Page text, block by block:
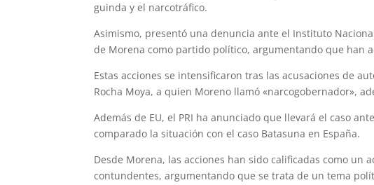
guinda y el narcotráfico.
Asimismo, presentó una denuncia ante el Instituto
de Morena como partido político, argumentando que han
Estas acciones se intensificaron tras las acusaciones de
Rocha Moya, a quien Moreno llamó «narcogobernador»,
Además de EU, el PRI ha anunciado que llevará el caso
comparado la situación con el caso Batasuna en España.
Desde Morena, las acciones han sido calificadas como un
contundentes, argumentando que se trata de un tema